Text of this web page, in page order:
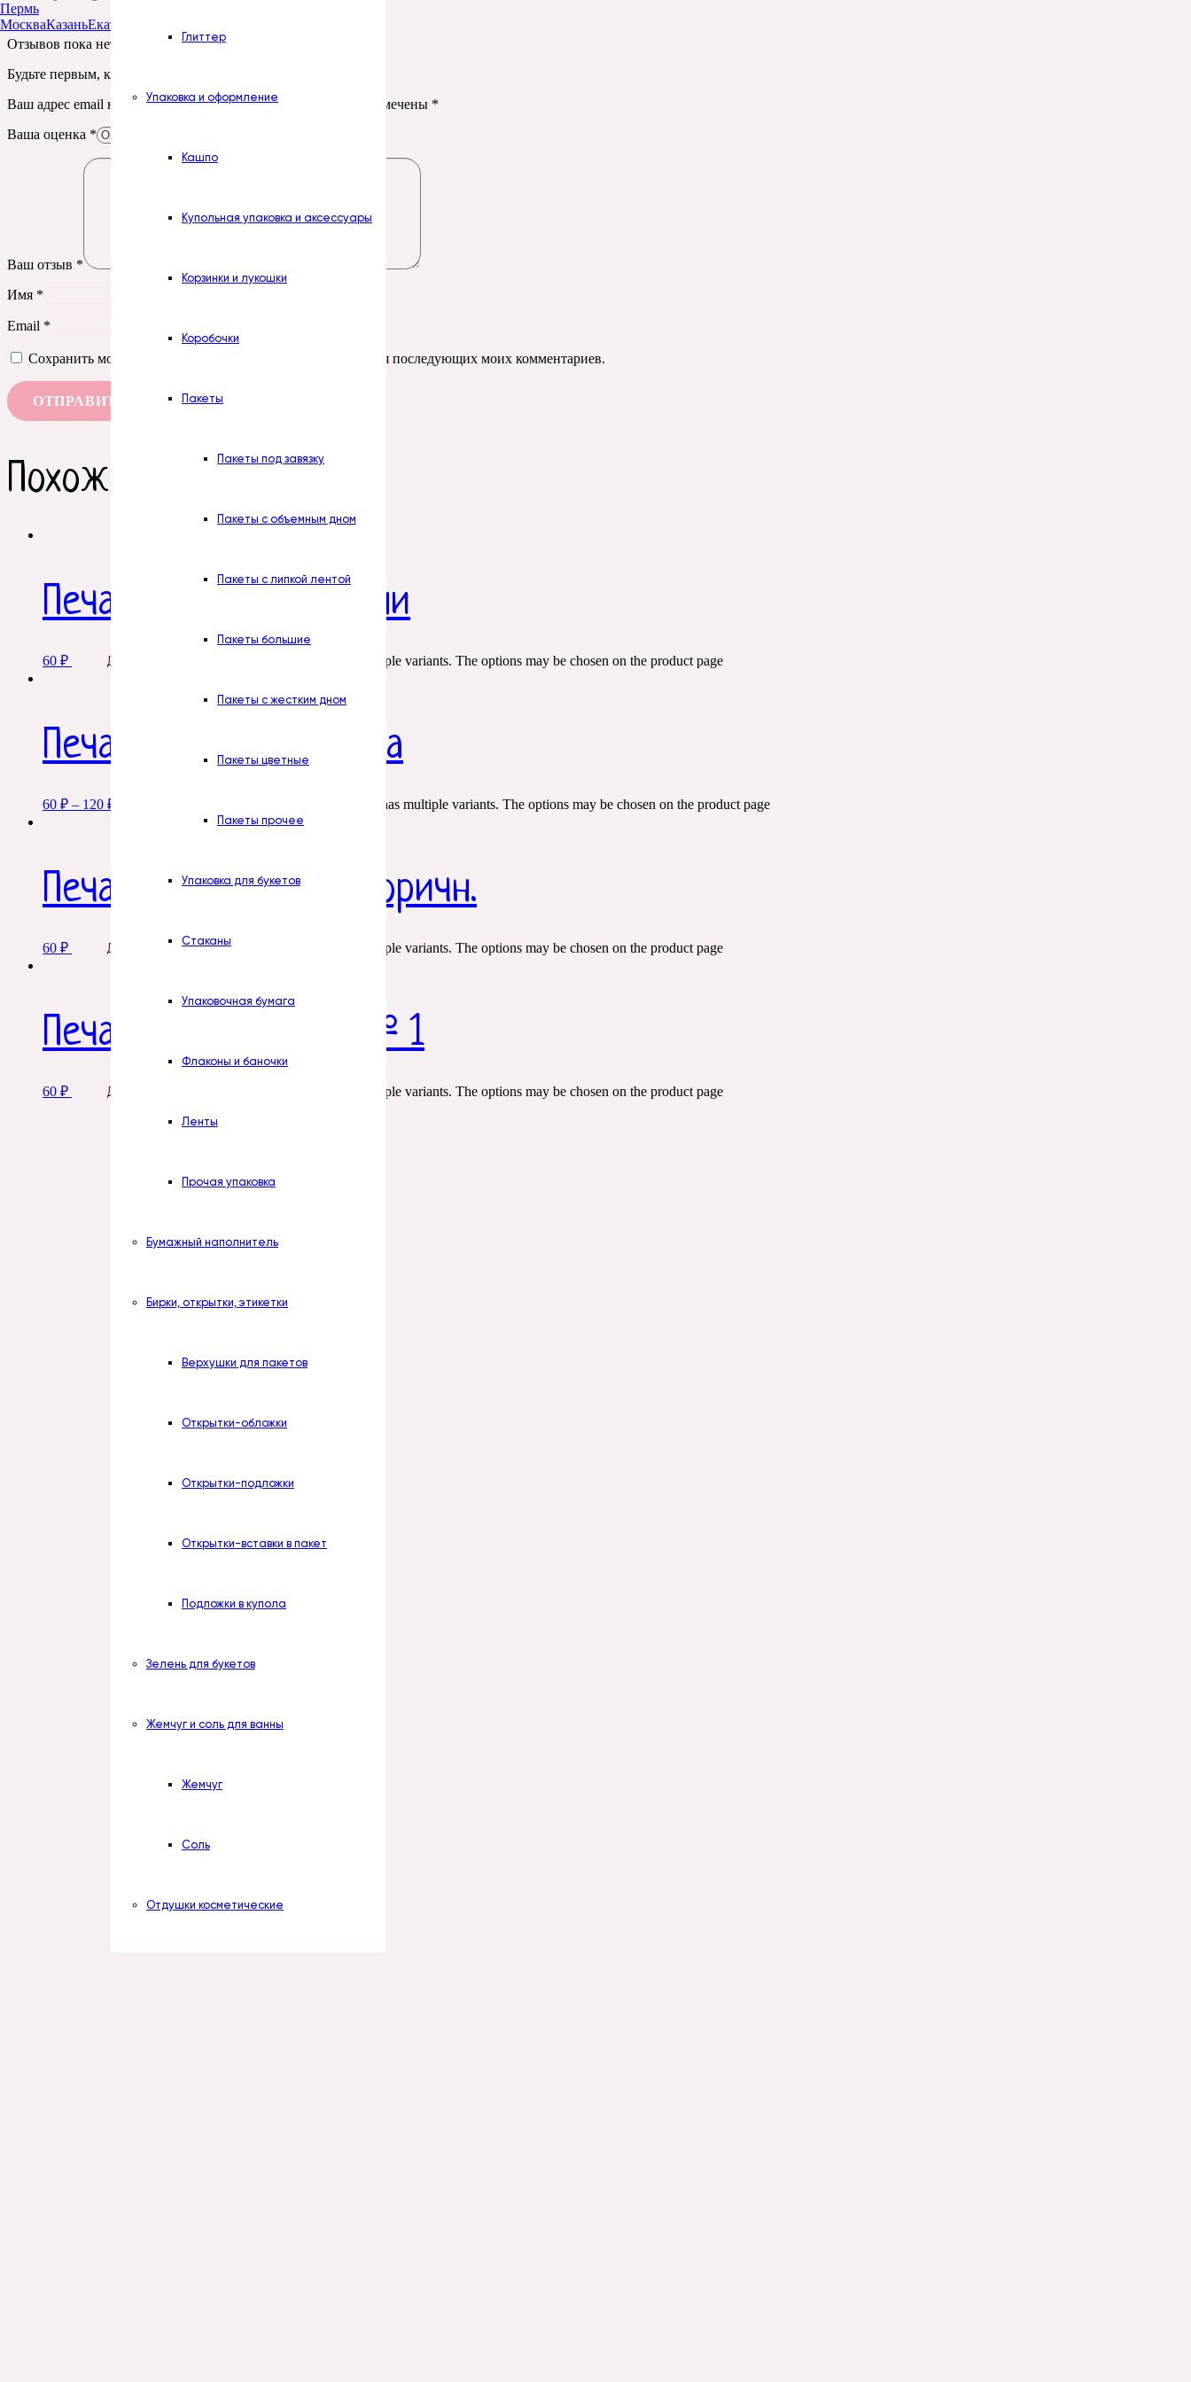
Глиттер
Упаковка и оформление
Кашпо
Купольная упаковка и аксессуары
Корзинки и лукошки
Коробочки
Пакеты
Пакеты под завязку
Пакеты с объемным дном
Пакеты с липкой лентой
Пакеты большие
Пакеты с жестким дном
Пакеты цветные
Пакеты прочее
Упаковка для букетов
Стаканы
Упаковочная бумага
Флаконы и баночки
Ленты
Прочая упаковка
Бумажный наполнитель
Бирки, открытки, этикетки
Верхушки для пакетов
Открытки-обложки
Открытки-подложки
Открытки-вставки в пакет
Подложки в купола
Зелень для букетов
Жемчуг и соль для ванны
Жемчуг
Соль
Отдушки косметические
Пермь
МоскваКазаньЕкатеринбург
Отзывов пока нет.
Будьте первым, кто оставил отзыв на “Печать. № 21. Лисята”
Ваш адрес email не будет опубликован. Обязательные поля помечены *
Ваша оценка *
Ваш отзыв *
Имя *
Email *
Сохранить моё имя, email и адрес сайта в этом браузере для последующих моих комментариев.
Похожие товары
Печать. № 14. Мартини
60 ₽ Добавить в корзину This product has multiple variants. The options may be chosen on the product page
Печать. № 28. 8 марта
60 ₽ – 120 ₽ This product has multiple variants. The options may be chosen on the product page
Печать. № 6. Виски коричн.
60 ₽ Добавить в корзину This product has multiple variants. The options may be chosen on the product page
Печать. № 10. Пиво № 1
60 ₽ Добавить в корзину This product has multiple variants. The options may be chosen on the product page